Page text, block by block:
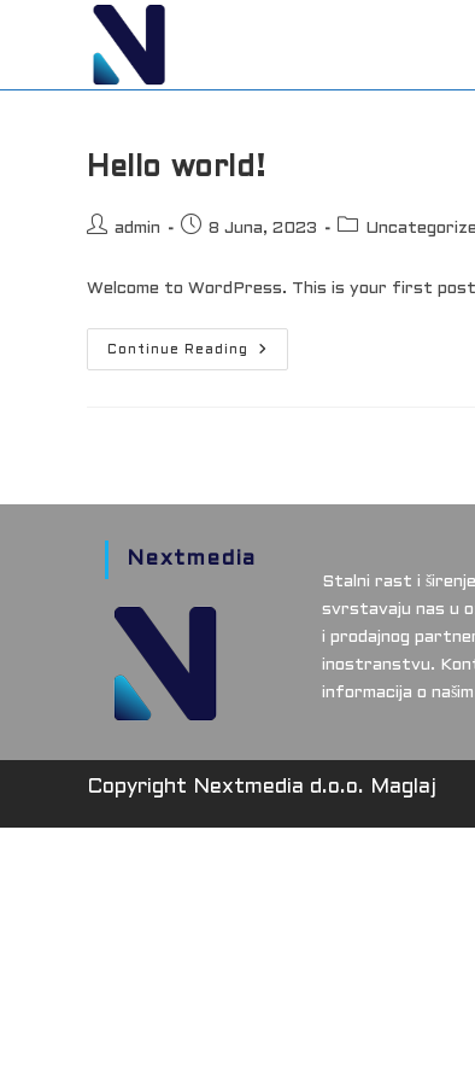
Hello world!
Postadmin
Post8 Juna, 2023
Post
Welcome to WordPress. This is your first
Continue Reading
Hello
Nextmedia
Stalni rast i
svrstavaju nas u
i prodajnog
inostranstvu.
informacija o
Copyright Nextmedia d.o.o. Maglaj